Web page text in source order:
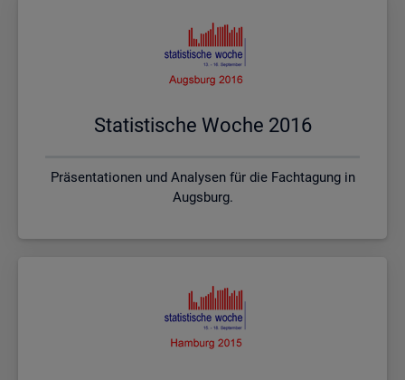
Sta­tis­ti­sche Woche 2016
Präsentationen und Analysen für die Fachtagung in
Augsburg.